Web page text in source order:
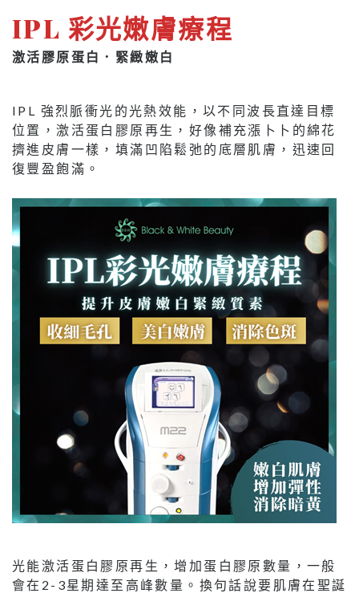
IPL 彩光嫩膚療程
激活膠原蛋白．緊緻嫩白
IPL 強烈脈衝光的光熱效能，以不同波長直達目標
位置，激活蛋白膠原再生，好像補充漲卜卜的綿花
擠進皮膚一樣，填滿凹陷鬆弛的底層肌膚，迅速回
復豐盈飽滿。
光能激活蛋白膠原再生，增加蛋白膠原數量，一般
會在2-3星期達至高峰數量。換句話說要肌膚在聖誕